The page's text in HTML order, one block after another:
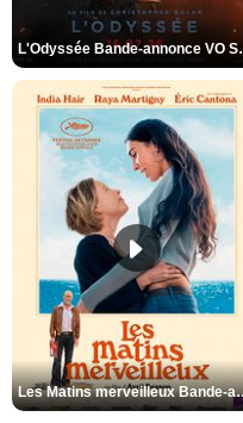
Les Matins